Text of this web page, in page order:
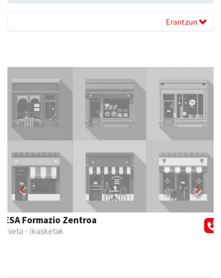
Erantzun
Guria
Urnieta - Jatetxeak
Previous Next